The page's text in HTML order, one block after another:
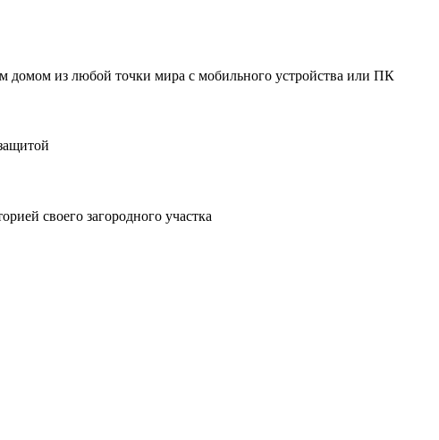
домом из любой точки мира с мобильного устройства или ПК
своего загородного участка